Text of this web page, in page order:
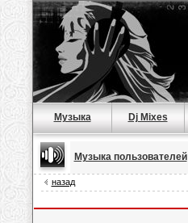
Музыка Dj Mixes
Музыка пользователей
назад